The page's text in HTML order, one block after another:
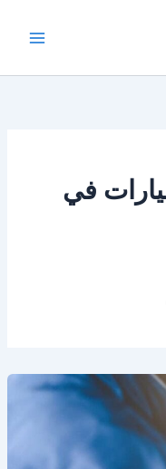
في